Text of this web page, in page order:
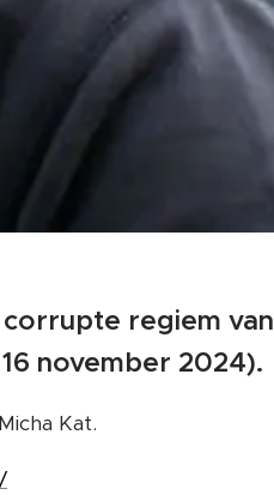
regiem van
november 2024).
Kat.